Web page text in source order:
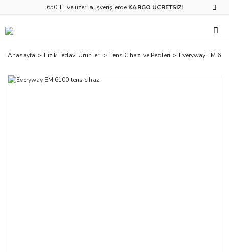
650 TL ve üzeri alışverişlerde KARGO ÜCRETSİZ!
Anasayfa Fizik Tedavi Ürünleri Tens Cihazı ve Pedleri Everyway EM